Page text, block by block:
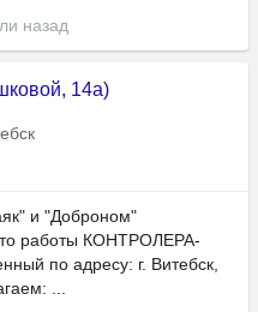
назад
14а)
и "Доброном"
работы КОНТРОЛЕРА-
по адресу: г. Витебск,
...